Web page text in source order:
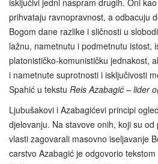
prihvataju ravnopravnost, a odbacuju
Bogom dane razlike i sličnosti u
lažnu, nametnutu i podmetnutu istost,
platonističko-komunističku jednakost,
i nametnute suprotnosti i isključivosti
Spahić u tekstu Reis Azabagić – lider
Ljubušakovi i Azabagićevi principi
djelovanju. Na stavove onih, koji su
vlasti zagovarali masovno iseljavanje
carstvo Azabagić je odgovorio tekstom